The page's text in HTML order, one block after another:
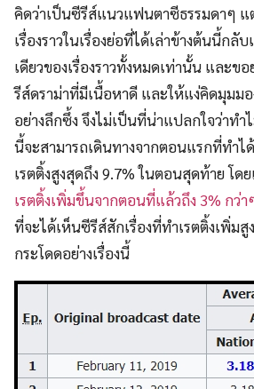
คิดว่าเป็นซีรีส์แนวแฟนตาซีธรรมดาๆ แ
เรื่องราวในเรื่องย่อที่ได้เล่าข้างต้นนี้กลั
เดียวของเรื่องราวทั้งหมดเท่านั้น และข
รีส์ดราม่าที่มีเนื้อหาดี และให้แง่คิดมุมมอ
อย่างลึกซึ้ง จึงไม่เป็นที่น่าแปลกใจว่าทำ
นี้จะสามารถเดินทางจากตอนแรกที่ทำไ
เรตติ้งสูงสุดถึง 9.7% ในตอนสุดท้าย โด
เรตติ้งเพิ่มขึ้นจากตอนที่แล้วถึง 3% กว่า
ที่จะได้เห็นซีรีส์สักเรื่องที่ทำเรตติ้งเพิ่มสู
กระโดดอย่างเรื่องนี้